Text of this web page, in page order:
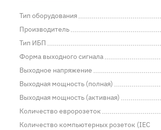
Тип оборудования
Производитель
Тип ИБП
Форма выходного сигнала
Выходное напряжение
Выходная мощность (полная)
Выходная мощность (активная)
Количество евророзеток
Количество компьютерных розеток (IEC